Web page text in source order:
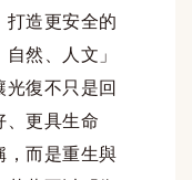
打造更安全的
然、人文」
復不只是回
、更具生命
，而是重生與